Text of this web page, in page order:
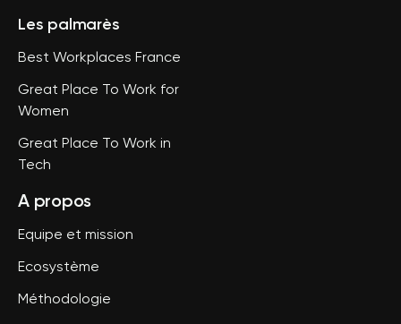
Les palmarès
Best Workplaces France
Great Place To Work for
Women
Great Place To Work in
Tech
A propos
Equipe et mission
Ecosystème
Méthodologie